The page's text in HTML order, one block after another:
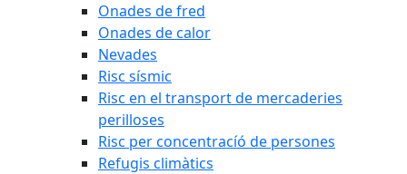
Onades de fred
Onades de calor
Nevades
Risc sísmic
Risc en el transport de mercaderies
perilloses
Risc per concentracíó de persones
Refugis climàtics